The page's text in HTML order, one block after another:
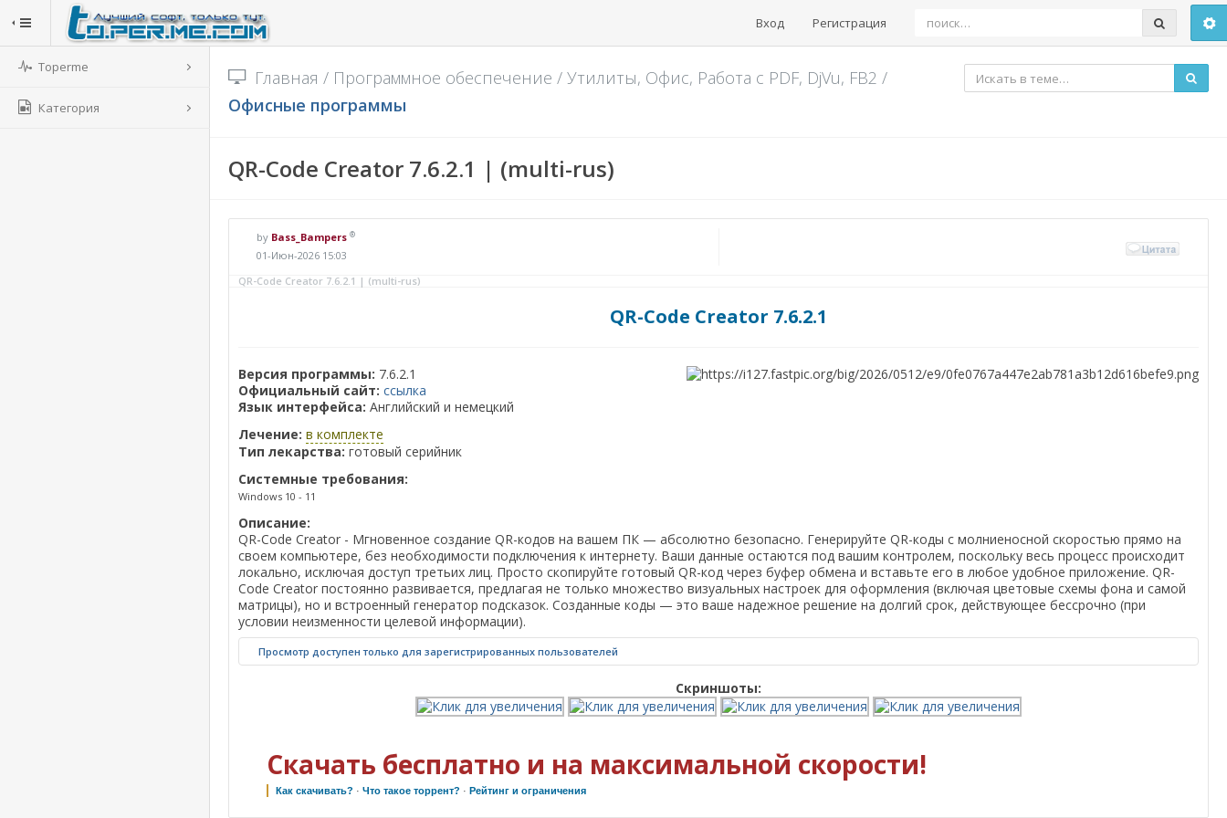
Toperme
Категория
Вход Регистрация
Главная / Программное обеспечение / Утилиты, Офис, Работа с PDF, DjVu, FB2 /
Офисные программы
QR-Code Creator 7.6.2.1 | (multi-rus)
by Bass_Bampers ®
01-Июн-2026 15:03
QR-Code Creator 7.6.2.1 | (multi-rus)
QR-Code Creator 7.6.2.1
Версия программы: 7.6.2.1
Официальный сайт: ссылка
Язык интерфейса: Английский и немецкий
Лечение: в комплекте
Тип лекарства: готовый серийник
Системные требования:
Windows 10 - 11
Описание:
QR-Code Creator - Мгновенное создание QR-кодов на вашем ПК — абсолютно безопасно. Генерируйте QR-коды с молниеносной скоростью прямо на
своем компьютере, без необходимости подключения к интернету. Ваши данные остаются под вашим контролем, поскольку весь процесс происходит
локально, исключая доступ третьих лиц. Просто скопируйте готовый QR-код через буфер обмена и вставьте его в любое удобное приложение. QR-
Code Creator постоянно развивается, предлагая не только множество визуальных настроек для оформления (включая цветовые схемы фона и самой
матрицы), но и встроенный генератор подсказок. Созданные коды — это ваше надежное решение на долгий срок, действующее бессрочно (при
условии неизменности целевой информации).
Просмотр доступен только для зарегистрированных пользователей
Скриншоты:
Скачать бесплатно и на максимальной скорости!
Как скачивать? · Что такое торрент? · Рейтинг и ограничения